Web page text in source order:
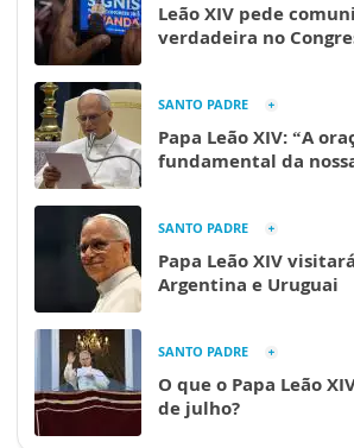
Leão XIV pede
verdadeira no
SANTO PADRE
Papa Leão XIV: “A
fundamental da
SANTO PADRE
Papa Leão XIV
Argentina e Uruguai
SANTO PADRE
O que o Papa Leão
de julho?